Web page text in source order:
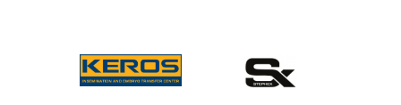
Afbeelding
Afbeelding